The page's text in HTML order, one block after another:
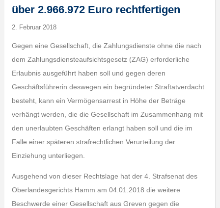
über 2.966.972 Euro rechtfertigen
2. Februar 2018
Gegen eine Gesellschaft, die Zahlungsdienste ohne die nach
dem Zahlungsdiensteaufsichtsgesetz (ZAG) erforderliche
Erlaubnis ausgeführt haben soll und gegen deren
Geschäftsführerin deswegen ein begründeter Straftatverdacht
besteht, kann ein Vermögensarrest in Höhe der Beträge
verhängt werden, die die Gesellschaft im Zusammenhang mit
den unerlaubten Geschäften erlangt haben soll und die im
Falle einer späteren strafrechtlichen Verurteilung der
Einziehung unterliegen.
Ausgehend von dieser Rechtslage hat der 4. Strafsenat des
Oberlandesgerichts Hamm am 04.01.2018 die weitere
Beschwerde einer Gesellschaft aus Greven gegen die